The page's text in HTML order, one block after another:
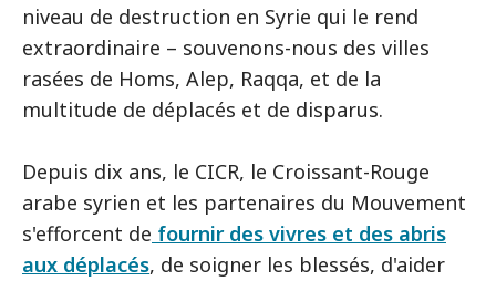
niveau de destruction en Syrie qui le rend
extraordinaire – souvenons-nous des villes
rasées de Homs, Alep, Raqqa, et de la
multitude de déplacés et de disparus.
Depuis dix ans, le CICR, le Croissant-Rouge
arabe syrien et les partenaires du Mouvement
s'efforcent de fournir des vivres et des abris
aux déplacés, de soigner les blessés, d'aider